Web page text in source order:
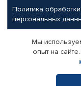
Политика обработки
персональных
Партнерам
Корпоративным
Поставщикам
Мы
опыт на